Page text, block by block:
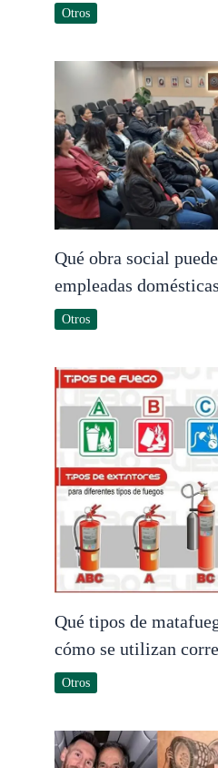
Otros
Qué obra social
empleadas
Otros
Qué tipos de
cómo se utilizan
Otros